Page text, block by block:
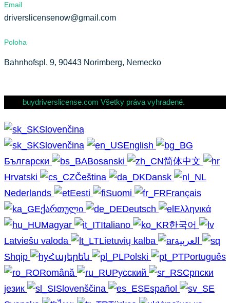
Email
driverslicensenow@gmail.com
Poloha
Bahnhofspl. 9, 90443 Norimberg, Nemecko
buydriverslicense.com Všetky práva vyhradené.
Slovenčina
Slovenčina
English
Български
Bosanski
简体中文
Hrvatski
Čeština
Dansk
Nederlands
Eesti Suomi
Français
ქართული
Deutsch
Ελληνικά
Magyar
Italiano
한국어
Latviešu valoda
Lietuvių kalba
Shqip
Հայերեն Polski
Português
Română
Русский
Српски
језик
Slovenščina
Español